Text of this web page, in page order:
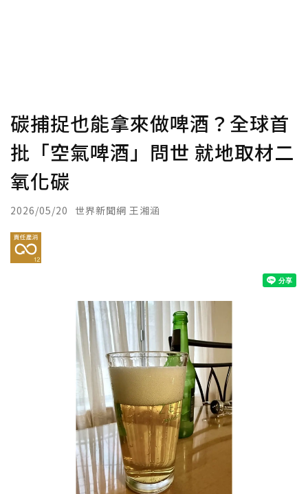
碳捕捉也能拿來做啤酒？全球首
批「空氣啤酒」問世 就地取材二
氧化碳
2026/05/20 世界新聞網 王湘涵